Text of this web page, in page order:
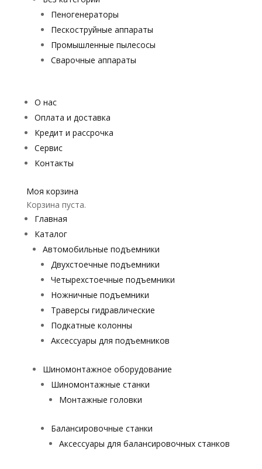
Пеногенераторы
Пескоструйные аппараты
Промышленные пылесосы
Сварочные аппараты
О нас
Оплата и доставка
Кредит и рассрочка
Сервис
Контакты
Моя корзина
Корзина пуста.
Главная
Каталог
Автомобильные подъемники
Двухстоечные подъемники
Четырехстоечные подъемники
Ножничные подъемники
Траверсы гидравлические
Подкатные колонны
Аксессуары для подъемников
Шиномонтажное оборудование
Шиномонтажные станки
Монтажные головки
Балансировочные станки
Аксессуары для балансировочных станков